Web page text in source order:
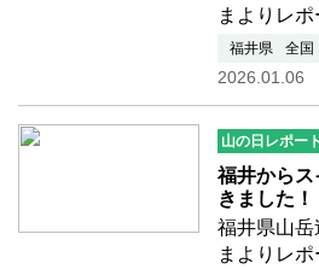
まよりレ
井県庁山
登山で福井
ではあり
つづきを読
福井県 全国
2026.01.06
山の日レポート
福井から
きました！
福井県山
まよりレ